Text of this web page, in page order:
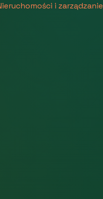
i zarządzanie